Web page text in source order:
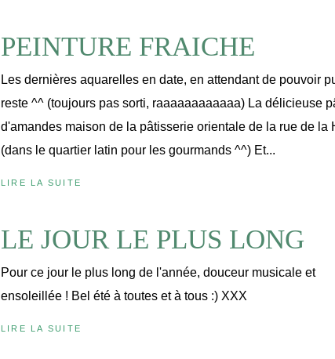
PEINTURE FRAICHE
Les dernières aquarelles en date, en attendant de pouvoir
reste ^^ (toujours pas sorti, raaaaaaaaaaaa) La délicieuse
d'amandes maison de la pâtisserie orientale de la rue de la
(dans le quartier latin pour les gourmands ^^) Et...
LIRE LA SUITE
LE JOUR LE PLUS LONG
Pour ce jour le plus long de l'année, douceur musicale et
ensoleillée ! Bel été à toutes et à tous :) XXX
LIRE LA SUITE